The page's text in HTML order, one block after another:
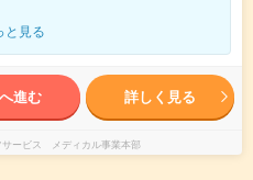
と見る
進む 詳しく見る
サービス メディカル事業本部